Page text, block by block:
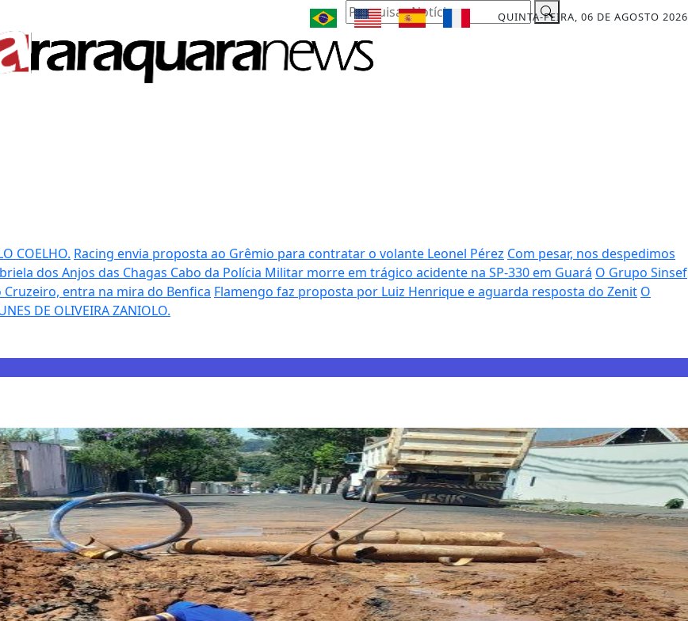
QUINTA-FEIRA, 06 DE AGOSTO 2026
Pesquisar Notícia
COELHO. Racing envia proposta ao Grêmio para contratar o volante Leonel Pérez Com pesar, nos despedimos
dos Anjos das Chagas Cabo da Polícia Militar morre em trágico acidente na SP-330 em Guará O Grupo Sinsef
Cruzeiro, entra na mira do Benfica Flamengo faz proposta por Luiz Henrique e aguarda resposta do Zenit O
DE OLIVEIRA ZANIOLO.